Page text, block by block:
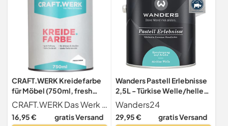
CRAFT.WERK Kreidefarbe
für Möbel (750ml, fresh
snow) ultramatte Chalk
Paint Farbe für Holz -
Möbelfarbe einfach zu
CRAFT.WERK Das Werk für Kreative.
16,95 € gratis Versand
Wanders Pastell Erlebnisse
2,5L - Türkise Welle/helles
Türkis - Edelmatte
Wandfarbe!
Küchenmöbellack und
Wanders24
29,95 € gratis Versand